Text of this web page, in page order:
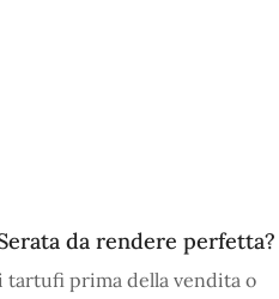
da rendere perfetta?
tartufi prima della vendita o